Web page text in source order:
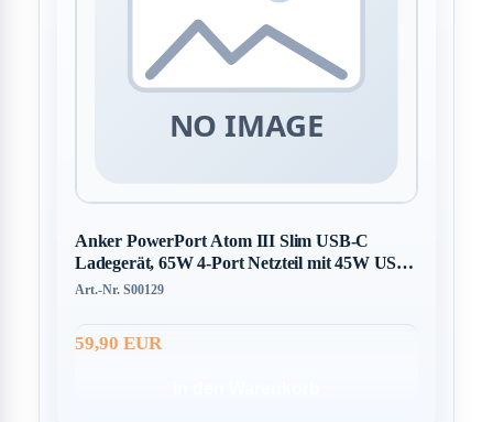
Anker PowerPort Atom III Slim USB-C
Ladegerät, 65W 4-Port Netzteil mit 45W USB-
C Eingang
Art.-Nr. S00129
59,90 EUR